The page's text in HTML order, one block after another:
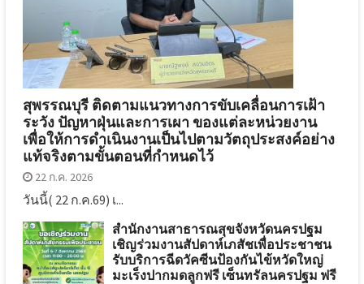
สุพรรณบุรี ติดตามแนวทางการขับเคลื่อนการเฝ้า
ระวัง ปัญหาฝุ่นและการเผา ของแต่ละหน่วยงาน
เพื่อให้การดำเนินงานเป็นไปตามวัตถุประสงค์อย่าง
แท้จริงตามขั้นตอนที่กำหนดไว้
22 ก.ค. 2026
วันนี้( 22 ก.ค.69) เ...
สำนักงานสาธารณสุขจังหวัดนครปฐม
เชิญร่วมงานสัปดาห์เภสัชเพื่อประชาชน
รับบริการฉีดวัคซีนป้องกันไข้หวัดใหญ่
มะเร็งปากมดลูกฟรี เซ็นทรัลนครปฐม ฟรี